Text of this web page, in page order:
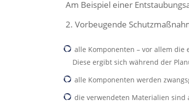
Am Beispiel einer
2. Vorbeugende
alle Komponenten – vor allem die
Diese ergibt sich während der
alle Komponenten werden
die verwendeten Materialien sind